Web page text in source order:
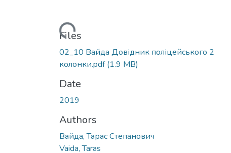
Loading...
Files
02_10 Вайда Довідник поліцейського 2
колонки.pdf(1.9 MB)
Date
2019
Authors
Вайда, Тарас Степанович
Vaida, Taras